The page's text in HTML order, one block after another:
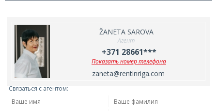
ŽANETA SAROVA
Агент
+371 28661***
Показать номер телефона
zaneta@rentinriga.com
Связаться с агентом: